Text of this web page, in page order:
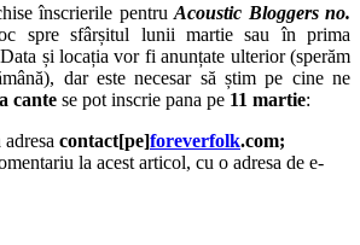
înscrierile pentruAcoustic Bloggers no.
spre sfârșitul lunii martie sau în prima
și locația vor fi anunțate ulterior (sperăm
dar este necesar să știm pe cine ne
cante se pot inscrie pana pe 11 martie:
contact[pe]foreverfolk.com;
la acest articol, cu o adresa de e-